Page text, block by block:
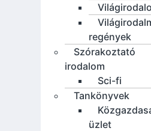
regények
Szórakoztató
irodalom
Sci-fi
Tankönyvek
üzlet